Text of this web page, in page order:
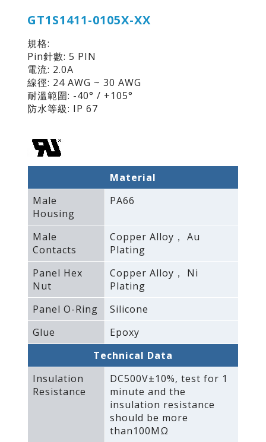
GT1S1411-0105X-XX
規格:
Pin針數: 5 PIN
電流: 2.0A
線徑: 24 AWG ~ 30 AWG
耐溫範圍: -40° / +105°
防水等級: IP 67
Material
Male
Housing
PA66
Male
Contacts
Copper Alloy， Au
Plating
Panel Hex
Nut
Copper Alloy， Ni
Plating
Panel O-Ring
Silicone
Glue
Epoxy
Technical Data
Insulation
Resistance
DC500V±10%‚ test for 1
minute and the
insulation resistance
should be more
than100MΩ